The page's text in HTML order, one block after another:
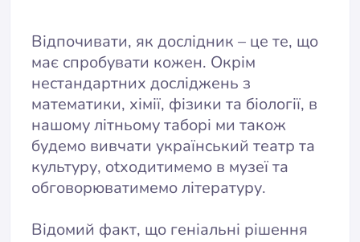
Відпочивати, як дослідник – це те, що
має спробувати кожен. Окрім
нестандартних досліджень з
математики, хімії, фізики та біології, в
нашому літньому таборі ми також
будемо вивчати український театр та
культуру, otходитимемо в музеї та
обговорюватимемо літературу.
Відомий факт, що геніальні рішення